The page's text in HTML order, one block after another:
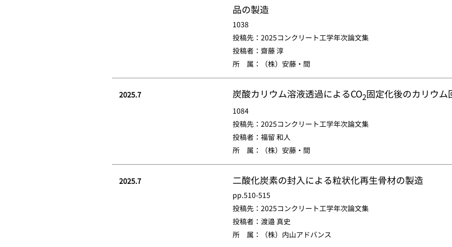
品の製造
1038
投稿先：2025コンクリート工学年次論文集
投稿者：齋藤 淳
所 属：（株）安藤・間
2025.7 炭酸カリウム溶液透過によるCO2固定化後のカリウ
1084
投稿先：2025コンクリート工学年次論文集
投稿者：福留 和人
所 属：（株）安藤・間
2025.7 二酸化炭素の封入による粒状化再生骨材の製造
pp.510-515
投稿先：2025コンクリート工学年次論文集
投稿者：渡邉 真史
所 属：（株）内山アドバンス